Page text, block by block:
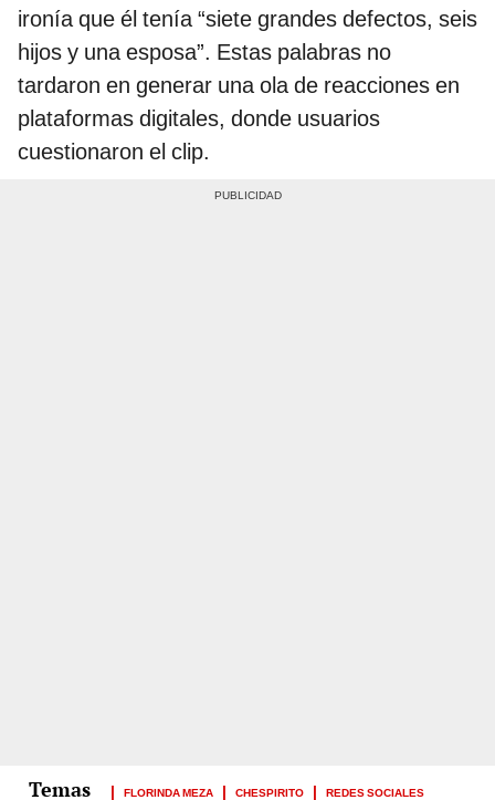
ironía que él tenía “siete grandes defectos, seis
hijos y una esposa”. Estas palabras no
tardaron en generar una ola de reacciones en
plataformas digitales, donde usuarios
cuestionaron el clip.
FLORINDA MEZA CHESPIRITO REDES SOCIALES